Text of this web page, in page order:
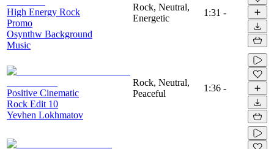
High Energy Rock
Promo
Osynthw Background
Music
Rock, Neutral,
Energetic
1:31 -
Positive Cinematic
Rock Edit 10
Yevhen Lokhmatov
Rock, Neutral,
Peaceful
1:36 -